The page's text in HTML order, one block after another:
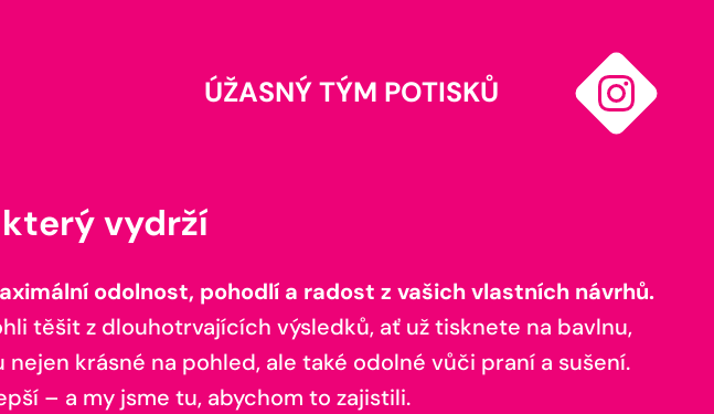
ÚŽASNÝ TÝM POTISKŮ
vydrží
odolnost, pohodlí a radost z vašich vlastních návrhů.
těšit z dlouhotrvajících výsledků, ať už tisknete na bavlnu,
krásné na pohled, ale také odolné vůči praní a sušení.
– a my jsme tu, abychom to zajistili.